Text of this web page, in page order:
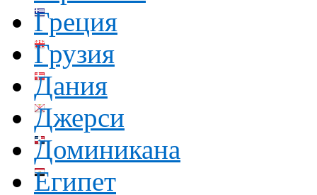
Греция
Грузия
Дания
Джерси
Доминикана
Египет